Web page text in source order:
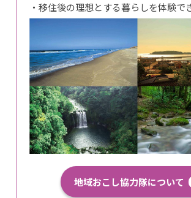
・移住後の理想とする暮らしを体験で
地域おこし協力隊について